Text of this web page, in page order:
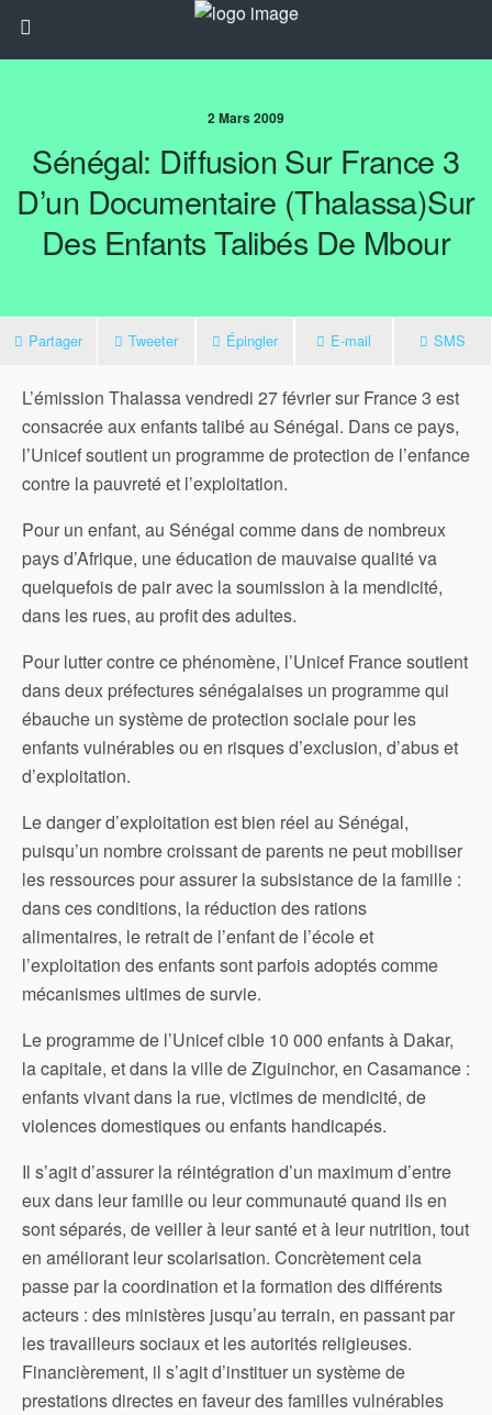
2 Mars 2009
Sénégal: Diffusion Sur France 3
D’un Documentaire (Thalassa)sur
Des Enfants Talibés De Mbour
Partager Tweeter Épingler E-mail SMS
L’émission Thalassa vendredi 27 février sur France 3 est
consacrée aux enfants talibé au Sénégal. Dans ce pays,
l’Unicef soutient un programme de protection de l’enfance
contre la pauvreté et l’exploitation.
Pour un enfant, au Sénégal comme dans de nombreux
pays d’Afrique, une éducation de mauvaise qualité va
quelquefois de pair avec la soumission à la mendicité,
dans les rues, au profit des adultes.
Pour lutter contre ce phénomène, l’Unicef France soutient
dans deux préfectures sénégalaises un programme qui
ébauche un système de protection sociale pour les
enfants vulnérables ou en risques d’exclusion, d’abus et
d’exploitation.
Le danger d’exploitation est bien réel au Sénégal,
puisqu’un nombre croissant de parents ne peut mobiliser
les ressources pour assurer la subsistance de la famille :
dans ces conditions, la réduction des rations
alimentaires, le retrait de l’enfant de l’école et
l’exploitation des enfants sont parfois adoptés comme
mécanismes ultimes de survie.
Le programme de l’Unicef cible 10 000 enfants à Dakar,
la capitale, et dans la ville de Ziguinchor, en Casamance :
enfants vivant dans la rue, victimes de mendicité, de
violences domestiques ou enfants handicapés.
Il s’agit d’assurer la réintégration d’un maximum d’entre
eux dans leur famille ou leur communauté quand ils en
sont séparés, de veiller à leur santé et à leur nutrition, tout
en améliorant leur scolarisation. Concrètement cela
passe par la coordination et la formation des différents
acteurs : des ministères jusqu’au terrain, en passant par
les travailleurs sociaux et les autorités religieuses.
Financièrement, il s’agit d’instituer un système de
prestations directes en faveur des familles vulnérables